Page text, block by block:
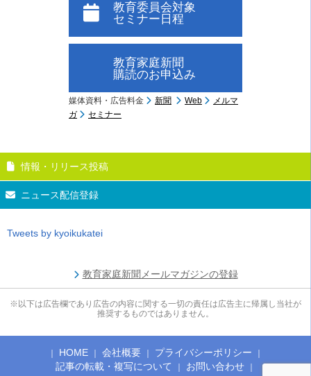
教育委員会対象
セミナー日程
教育家庭新聞
購読のお申込み
媒体資料・広告料金 新聞 Web
メルマ
ガ
セミナー
情報・リリース投稿
ニュース配信登録
Tweets by kyoikukatei
教育家庭新聞メールマガジンの登録
※以下は広告欄であり広告の内容に関する一切の責任は広告主に帰属し当社が
推奨するものではありません。
HOME 会社概要
プライバシーポリシー
記事の転載・複写について
お問い合わせ